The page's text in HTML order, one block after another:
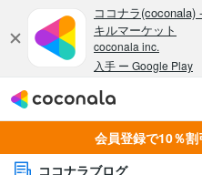
会員登録で10％割
ココナラブログ